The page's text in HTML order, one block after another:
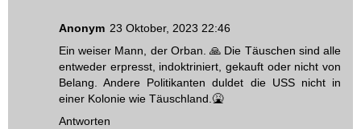
Anonym 23 Oktober, 2023 22:46
Ein weiser Mann, der Orban. 🙏 Die Täuschen sind alle
entweder erpresst, indoktriniert, gekauft oder nicht von
Belang. Andere Politikanten duldet die USS nicht in
einer Kolonie wie Täuschland.🤮
Antworten